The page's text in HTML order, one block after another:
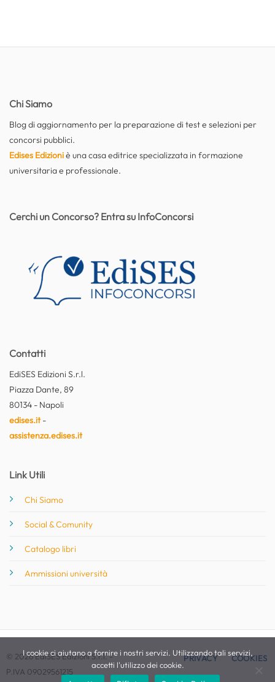
Chi Siamo
Blog di aggiornamento per la preparazione di test e selezioni per
concorsi pubblici.
Edises Edizioniè una casa editrice specializzata in formazione
universitaria e professionale.
Contatti
EdiSES Edizioni S.r.l.
Piazza Dante, 89
80134 - Napoli
edises.it-
assistenza.edises.it
Link Utili
Chi Siamo
Social & Comunity
Catalogo libri
Ammissioni università
Cerchi un Concorso? Entra su InfoConcorsi
© 2026 EdiSES Edizioni S.r.l. -
P.IVA 09029561215
PRIVACY COOKIES
I cookie ci aiutano a fornire i nostri servizi. Utilizzando tali servizi,
accetti l'utilizzo dei cookie.